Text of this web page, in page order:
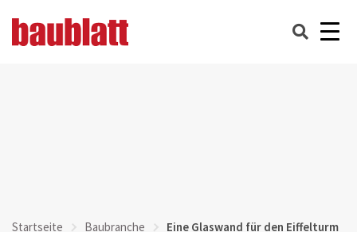
Startseite Baubranche Eine Glaswand für den Eiffelturm